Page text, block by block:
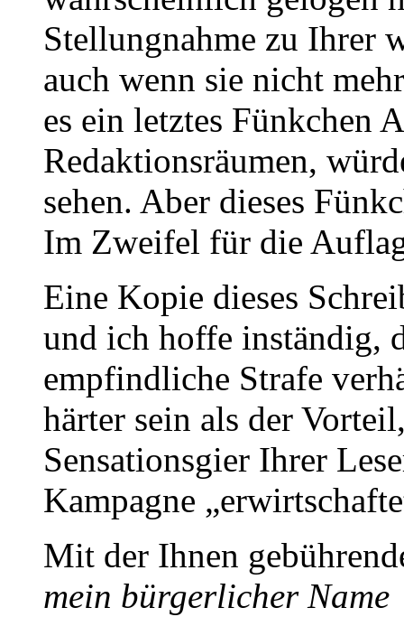
Stellungnahme zu Ihrer
auch wenn sie nicht
es ein letztes Fünkchen
Redaktionsräumen,
sehen. Aber dieses
Im Zweifel für die
Eine Kopie dieses
und ich hoffe inständig,
empfindliche Strafe
härter sein als der
Sensationsgier Ihrer
Kampagne
Mit der Ihnen
mein bürgerlicher Name